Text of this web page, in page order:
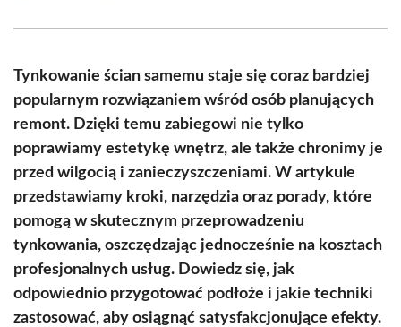
(Twitter)
Tynkowanie ścian samemu staje się coraz bardziej
popularnym rozwiązaniem wśród osób planujących
remont. Dzięki temu zabiegowi nie tylko
poprawiamy estetykę wnętrz, ale także chronimy je
przed wilgocią i zanieczyszczeniami. W artykule
przedstawiamy kroki, narzędzia oraz porady, które
pomogą w skutecznym przeprowadzeniu
tynkowania, oszczędzając jednocześnie na kosztach
profesjonalnych usług. Dowiedz się, jak
odpowiednio przygotować podłoże i jakie techniki
zastosować, aby osiągnąć satysfakcjonujące efekty.